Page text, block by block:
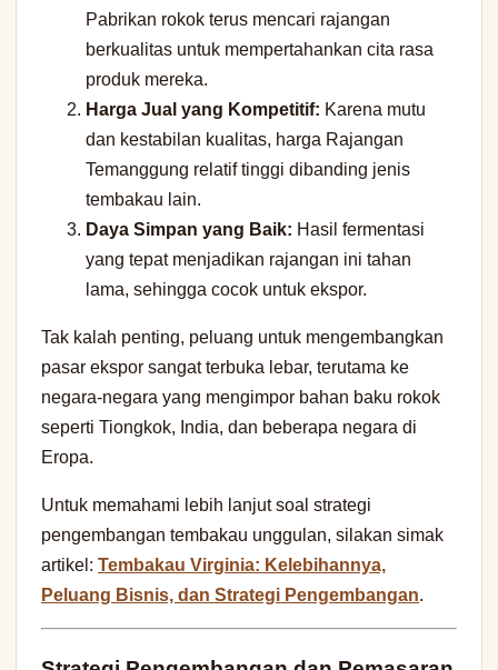
Pabrikan rokok terus mencari rajangan
berkualitas untuk mempertahankan cita rasa
produk mereka.
Harga Jual yang Kompetitif: Karena mutu
dan kestabilan kualitas, harga Rajangan
Temanggung relatif tinggi dibanding jenis
tembakau lain.
Daya Simpan yang Baik: Hasil fermentasi
yang tepat menjadikan rajangan ini tahan
lama, sehingga cocok untuk ekspor.
Tak kalah penting, peluang untuk mengembangkan
pasar ekspor sangat terbuka lebar, terutama ke
negara-negara yang mengimpor bahan baku rokok
seperti Tiongkok, India, dan beberapa negara di
Eropa.
Untuk memahami lebih lanjut soal strategi
pengembangan tembakau unggulan, silakan simak
artikel: Tembakau Virginia: Kelebihannya,
Peluang Bisnis, dan Strategi Pengembangan.